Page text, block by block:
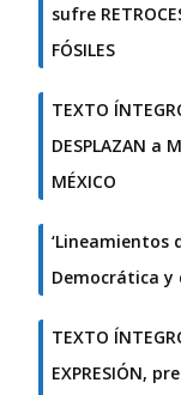
sufre
FÓSILES
TEXTO
DESPLAZAN a
MÉXICO
‘Lineamientos
Democrática y
TEXTO
EXPRESIÓN,